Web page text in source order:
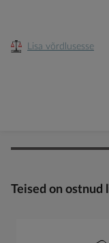
Lisa võrdlusesse
Teised on ostnud